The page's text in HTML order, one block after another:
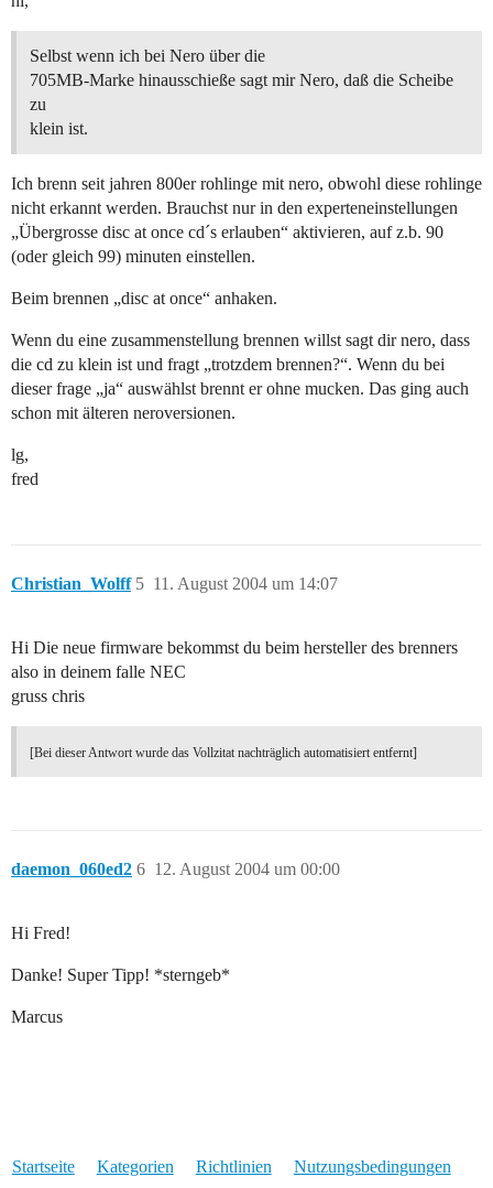
Selbst wenn ich bei Nero über die
705MB-Marke hinausschieße sagt mir Nero, daß die Scheibe
zu
klein ist.
Ich brenn seit jahren 800er rohlinge mit nero, obwohl diese rohlinge
nicht erkannt werden. Brauchst nur in den experteneinstellungen
„Übergrosse disc at once cd´s erlauben“ aktivieren, auf z.b. 90
(oder gleich 99) minuten einstellen.
Beim brennen „disc at once“ anhaken.
Wenn du eine zusammenstellung brennen willst sagt dir nero, dass
die cd zu klein ist und fragt „trotzdem brennen?“. Wenn du bei
dieser frage „ja“ auswählst brennt er ohne mucken. Das ging auch
schon mit älteren neroversionen.
lg,
fred
Christian_Wolff 11. August 2004 um 14:07
5
Hi Die neue firmware bekommst du beim hersteller des brenners
also in deinem falle NEC
gruss chris
[Bei dieser Antwort wurde das Vollzitat nachträglich automatisiert entfernt]
daemon_060ed2 12. August 2004 um 00:00
6
Hi Fred!
Danke! Super Tipp! *sterngeb*
Marcus
Startseite Kategorien Richtlinien Nutzungsbedingungen